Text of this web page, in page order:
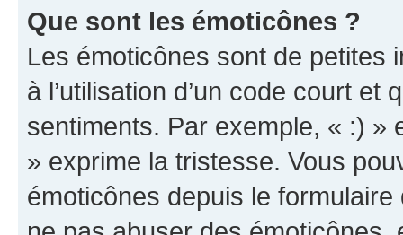
Que sont les émoticônes ?
Les émoticônes sont de petites
à l’utilisation d’un code court et
sentiments. Par exemple, « :) »
» exprime la tristesse. Vous
émoticônes depuis le